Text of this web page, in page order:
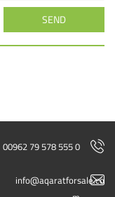
SEND
00962 79 578 555 0
info@aqaratforsale.co